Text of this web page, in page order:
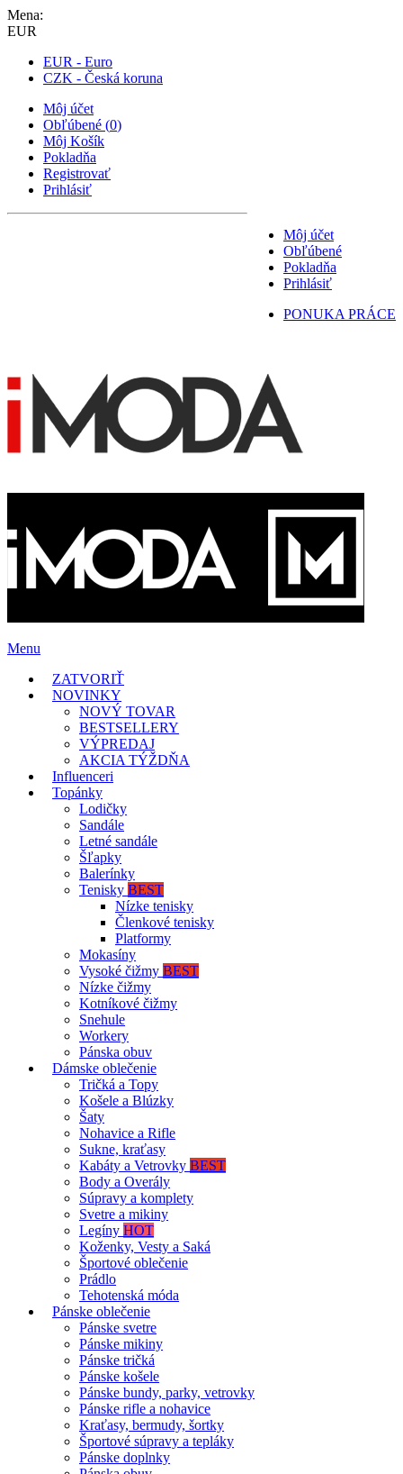
Mena:
EUR
EUR - Euro
CZK - Česká koruna
Môj účet
Obľúbené (0)
Môj Košík
Pokladňa
Registrovať
Prihlásiť
Môj účet
Obľúbené
Pokladňa
Prihlásiť
PONUKA PRÁCE
Menu
ZATVORIŤ
NOVINKY
NOVÝ TOVAR
BESTSELLERY
VÝPREDAJ
AKCIA TÝŽDŇA
Influenceri
Topánky
Lodičky
Sandále
Letné sandále
Šľapky
Balerínky
Tenisky BEST
Nízke tenisky
Členkové tenisky
Platformy
Mokasíny
Vysoké čižmy BEST
Nízke čižmy
Kotníkové čižmy
Snehule
Workery
Pánska obuv
Dámske oblečenie
Tričká a Topy
Košele a Blúzky
Šaty
Nohavice a Rifle
Sukne, kraťasy
Kabáty a Vetrovky BEST
Body a Overály
Súpravy a komplety
Svetre a mikiny
Legíny HOT
Koženky, Vesty a Saká
Športové oblečenie
Prádlo
Tehotenská móda
Pánske oblečenie
Pánske svetre
Pánske mikiny
Pánske tričká
Pánske košele
Pánske bundy, parky, vetrovky
Pánske rifle a nohavice
Kraťasy, bermudy, šortky
Športové súpravy a tepláky
Pánske doplnky